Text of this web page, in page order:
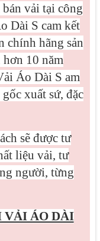
vải tại công
Dài S cam kết
chính hãng sản
10 năm
Áo Dài S am
xuất sứ, đặc
sẽ được tư
liệu vải, tư
người, từng
VẢI ÁO DÀI